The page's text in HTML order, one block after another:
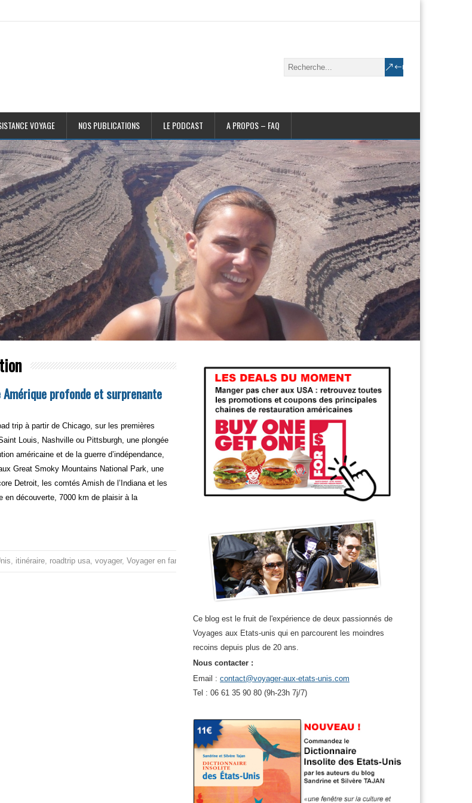
VOYAGE NOS PUBLICATIONS LE PODCAST A PROPOS – FAQ
profonde et surprenante
trip à partir de Chicago, sur les premières
Louis, Nashville ou Pittsburgh, une plongée
américaine et de la guerre d’indépendance,
Great Smoky Mountains National Park, une
Detroit, les comtés Amish de l’Indiana et les
en découverte, 7000 km de plaisir à la
, itinéraire, roadtrip usa, voyager, Voyager en famille aux usa
Ce blog est le fruit de l'expérience de deux passionnés de
Voyages aux Etats-unis qui en parcourent les moindres
recoins depuis plus de 20 ans.
Nous contacter :
Email : contact@voyager-aux-etats-unis.com
Tel : 06 61 35 90 80 (9h-23h 7j/7)